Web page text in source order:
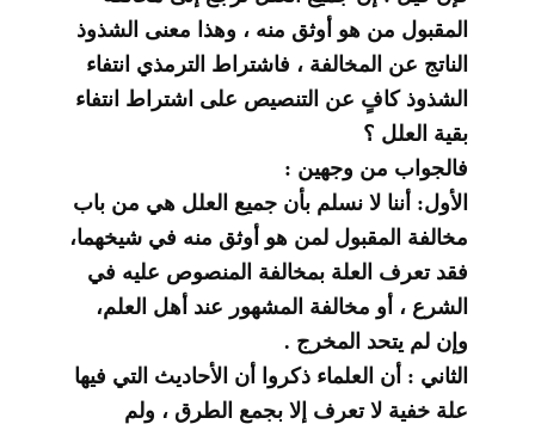
المقبول من هو أوثق منه ، وهذا معنى الشذوذ
الناتج عن المخالفة ، فاشتراط الترمذي انتفاء
الشذوذ كافٍ عن التنصيص على اشتراط انتفاء
بقية العلل ؟
فالجواب من وجهين :
الأول: أننا لا نسلم بأن جميع العلل هي من باب
مخالفة المقبول لمن هو أوثق منه في شيخهما،
فقد تعرف العلة بمخالفة المنصوص عليه في
الشرع ، أو مخالفة المشهور عند أهل العلم،
وإن لم يتحد المخرج .
الثاني : أن العلماء ذكروا أن الأحاديث التي فيها
علة خفية لا تعرف إلا بجمع الطرق ، ولم